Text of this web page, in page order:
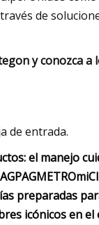
de
y conozca a
de entrada.
el manejo
PAGMETROmiC
preparadas
icónicos en el